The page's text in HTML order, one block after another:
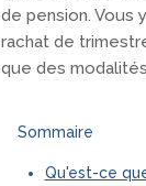
de pension.
rachat de
que des
Sommaire
Qu'est-ce